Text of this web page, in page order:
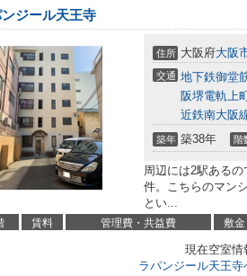
ジール天王寺
住所 大阪府大阪
交通 地下鉄御堂
阪堺電軌上
近鉄南大阪
築年 築38年 階
周辺には2駅ある
件。こちらのマン
とい...
賃料 管理費・共益費 敷金
現在空室情
ラパンジール天王